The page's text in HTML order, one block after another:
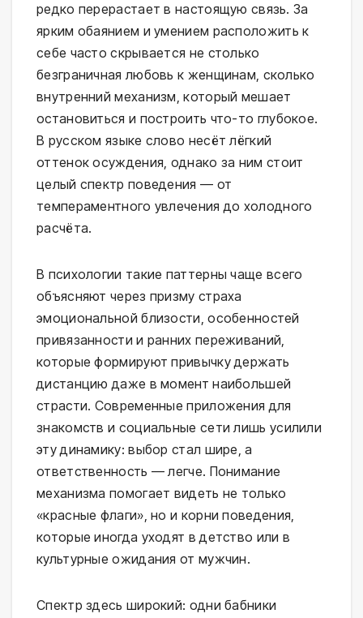
редко перерастает в настоящую связь. За
ярким обаянием и умением расположить к
себе часто скрывается не столько
безграничная любовь к женщинам, сколько
внутренний механизм, который мешает
остановиться и построить что-то глубокое.
В русском языке слово несёт лёгкий
оттенок осуждения, однако за ним стоит
целый спектр поведения — от
темпераментного увлечения до холодного
расчёта.
В психологии такие паттерны чаще всего
объясняют через призму страха
эмоциональной близости, особенностей
привязанности и ранних переживаний,
которые формируют привычку держать
дистанцию даже в момент наибольшей
страсти. Современные приложения для
знакомств и социальные сети лишь усилили
эту динамику: выбор стал шире, а
ответственность — легче. Понимание
механизма помогает видеть не только
«красные флаги», но и корни поведения,
которые иногда уходят в детство или в
культурные ожидания от мужчин.
Спектр здесь широкий: одни бабники